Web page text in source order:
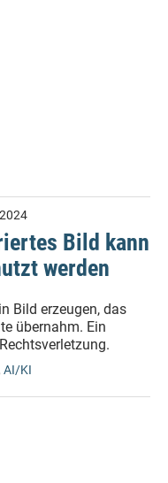
Bild kann
werden
Bild erzeugen, das
übernahm. Ein
AI/KI